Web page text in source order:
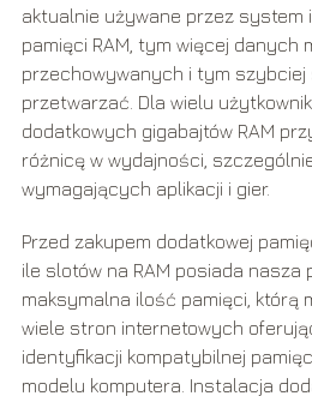
aktualnie używane przez system
pamięci RAM, tym więcej danych
przechowywanych i tym szybciej
przetwarzać. Dla wielu
dodatkowych gigabajtów RAM
różnicę w wydajności,
wymagających aplikacji i gier.
Przed zakupem dodatkowej
ile slotów na RAM posiada nasza
maksymalna ilość pamięci, którą
wiele stron internetowych
identyfikacji kompatybilnej
modelu komputera. Instalacja